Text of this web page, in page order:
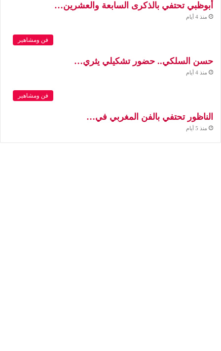
أبوظبي تحتفي بالذكرى السابعة والعشرين…
منذ 4 أيام
فن ومشاهير
حسن السلكي.. حضور تشكيلي يثري…
منذ 4 أيام
فن ومشاهير
الناظور تحتفي بالفن المغربي في…
منذ 5 أيام